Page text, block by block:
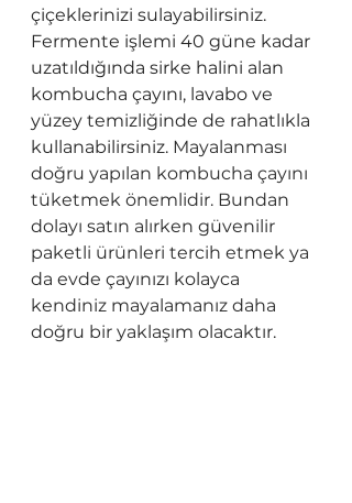
çiçeklerinizi sulayabilirsiniz.
Fermente işlemi 40 güne kadar
uzatıldığında sirke halini alan
kombucha çayını, lavabo ve
yüzey temizliğinde de rahatlıkla
kullanabilirsiniz. Mayalanması
doğru yapılan kombucha çayını
tüketmek önemlidir. Bundan
dolayı satın alırken güvenilir
paketli ürünleri tercih etmek ya
da evde çayınızı kolayca
kendiniz mayalamanız daha
doğru bir yaklaşım olacaktır.